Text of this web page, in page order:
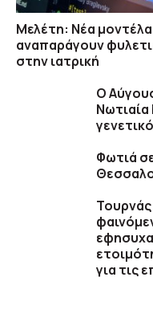
Μελέτη: Νέα
αναπαράγουν
στην ιατρική
Ο
Φωτιά
για τις